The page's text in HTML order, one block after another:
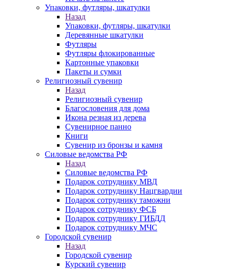
Упаковки, футляры, шкатулки
Назад
Упаковки, футляры, шкатулки
Деревянные шкатулки
Футляры
Футляры флокированные
Картонные упаковки
Пакеты и сумки
Религиозный сувенир
Назад
Религиозный сувенир
Благословения для дома
Икона резная из дерева
Сувенирное панно
Книги
Сувенир из бронзы и камня
Силовые ведомства РФ
Назад
Силовые ведомства РФ
Подарок сотруднику МВД
Подарок сотруднику Нацгвардии
Подарок сотруднику таможни
Подарок сотруднику ФСБ
Подарок сотруднику ГИБДД
Подарок сотруднику МЧС
Городской сувенир
Назад
Городской сувенир
Курский сувенир